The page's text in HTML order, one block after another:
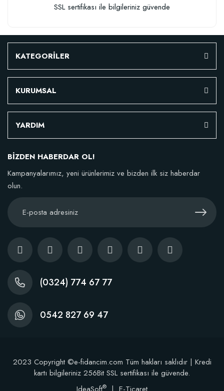
136,86 TL
SSL sertifikası ile bilgileriniz güvende
KATEGORİLER
KURUMSAL
YARDIM
BİZDEN HABERDAR OL!
Kampanyalarımız, yeni ürünlerimiz ve bizden ilk siz haberdar
olun.
(0324) 774 67 77
0542 827 69 47
2023 Copyright ©e-fidancim.com Tüm hakları saklıdır | Kredi
kartı bilgileriniz 256Bit SSL sertifikası ile güvende.
®